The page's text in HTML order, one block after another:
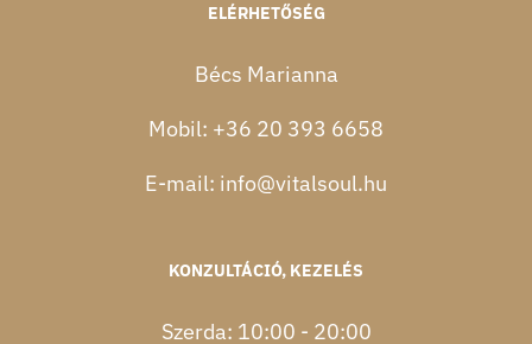
ELÉRHETŐSÉG
Bécs Marianna
Mobil: +36 20 393 6658
E-mail: info@vitalsoul.hu
KONZULTÁCIÓ, KEZELÉS
Szerda: 10:00 - 20:00